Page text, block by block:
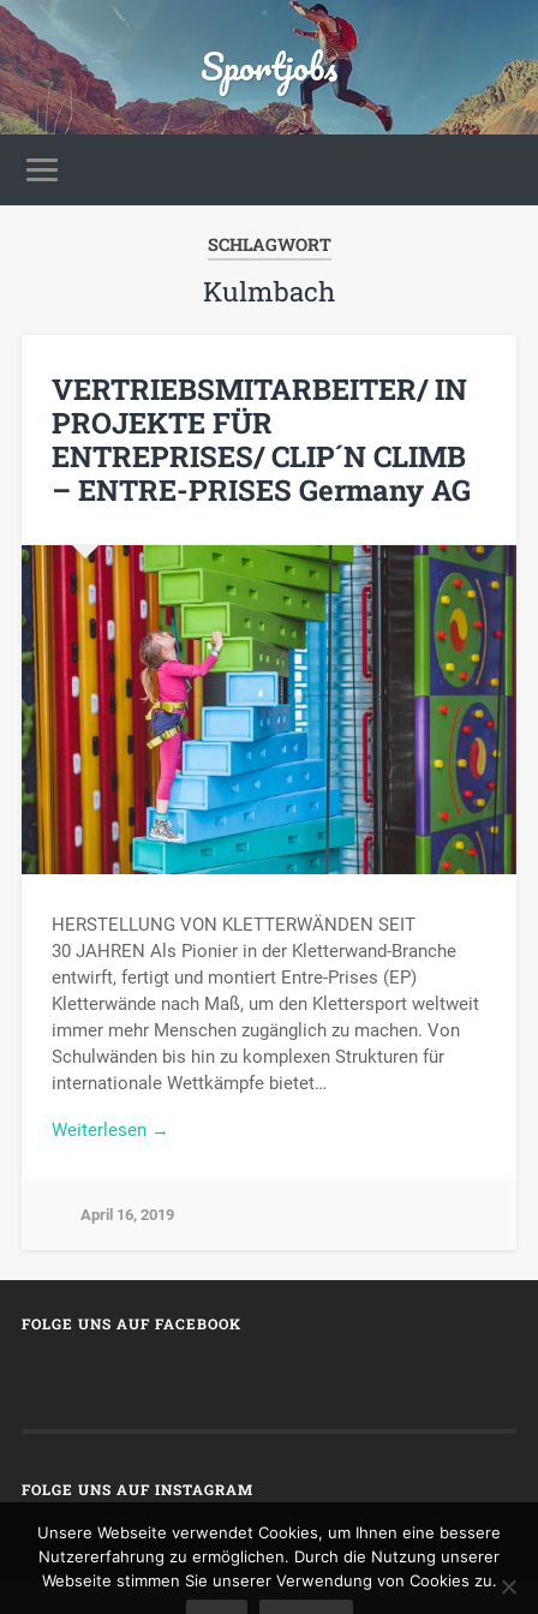
Sportjobs
SCHLAGWORT
Kulmbach
VERTRIEBSMITARBEITER/ IN
PROJEKTE FÜR
ENTREPRISES/ CLIP´N CLIMB
– ENTRE-PRISES Germany AG
HERSTELLUNG VON KLETTERWÄNDEN SEIT
30 JAHREN Als Pionier in der Kletterwand-Branche
entwirft, fertigt und montiert Entre-Prises (EP)
Kletterwände nach Maß, um den Klettersport weltweit
immer mehr Menschen zugänglich zu machen. Von
Schulwänden bis hin zu komplexen Strukturen für
internationale Wettkämpfe bietet…
Weiterlesen →
April 16, 2019
FOLGE UNS AUF FACEBOOK
FOLGE UNS AUF INSTAGRAM
Unsere Webseite verwendet Cookies, um Ihnen eine bessere
Nutzererfahrung zu ermöglichen. Durch die Nutzung unserer
Webseite stimmen Sie unserer Verwendung von Cookies zu.